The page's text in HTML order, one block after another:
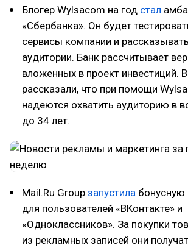
Блогер Wylsacom на год стал
«Сбербанка». Он будет
сервисы компании и
аудитории. Банк рассчитывает
вложенных в проект инвестиций.
рассказали, что при помощи
надеются охватить аудиторию в
до 34 лет.
Mail.Ru Group запустила бонусную
для пользователей «ВКонтакте» и
«Одноклассников». За покупки
из рекламных записей они